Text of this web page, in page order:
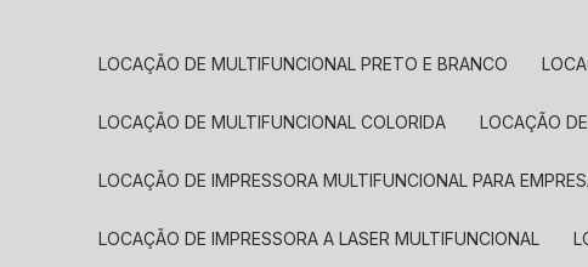
LOCAÇÃO DE MULTIFUNCIONAL PRETO E BRANCO
LOCAÇÃO DE MULTIFUNCIONAL COLORIDA LOCAÇÃO
LOCAÇÃO DE IMPRESSORA MULTIFUNCIONAL PARA
LOCAÇÃO DE IMPRESSORA A LASER MULTIFUNCIONAL